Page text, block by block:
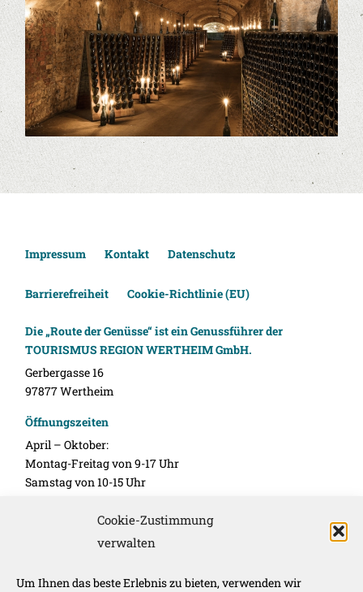
Cookie-Zustimmung
verwalten
Um Ihnen das beste Erlebnis zu bieten, verwenden wir
Impressum Kontakt Datenschutz
Barrierefreiheit Cookie-Richtlinie (EU)
Die „Route der Genüsse“ ist ein Genussführer der
TOURISMUS REGION WERTHEIM GmbH.
Gerbergasse 16
97877 Wertheim
Öffnungszeiten
April – Oktober:
Montag-Freitag von 9-17 Uhr
Samstag von 10-15 Uhr
Montag-Freitag 10-16 Uhr